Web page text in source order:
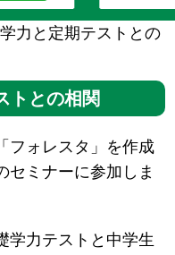
力と定期テストとの
トとの相関
フォレスタ」を作成
セミナーに参加しま
学力テストと中学生